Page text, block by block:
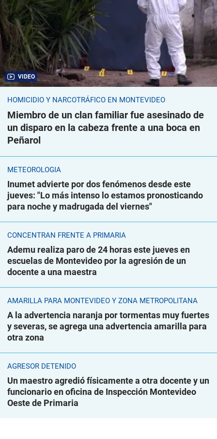
VIDEO
HOMICIDIO Y NARCOTRÁFICO EN MONTEVIDEO
Miembro de un clan familiar fue asesinado de
un disparo en la cabeza frente a una boca en
Peñarol
METEOROLOGÍA
Inumet advierte por dos fenómenos desde este
jueves: "Lo más intenso lo estamos pronosticando
para noche y madrugada del viernes"
CONCENTRAN FRENTE A PRIMARIA
Ademu realiza paro de 24 horas este jueves en
escuelas de Montevideo por la agresión de un
docente a una maestra
AMARILLA PARA MONTEVIDEO Y ZONA METROPOLITANA
A la advertencia naranja por tormentas muy fuertes
y severas, se agrega una advertencia amarilla para
otra zona
AGRESOR DETENIDO
Un maestro agredió físicamente a otra docente y un
funcionario en oficina de Inspección Montevideo
Oeste de Primaria